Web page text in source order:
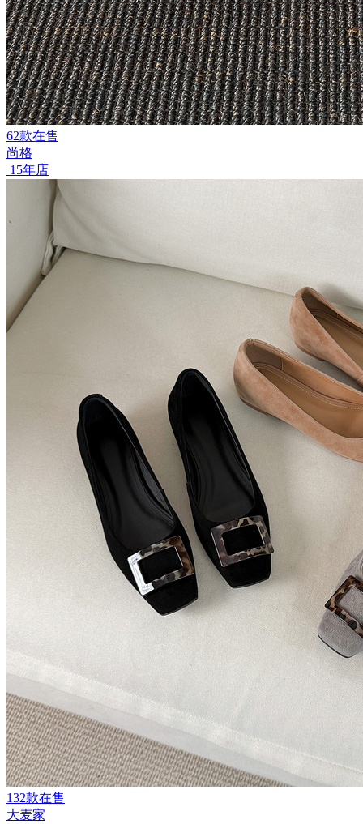
62款在售
尚格
15年店
132款在售
大麦家